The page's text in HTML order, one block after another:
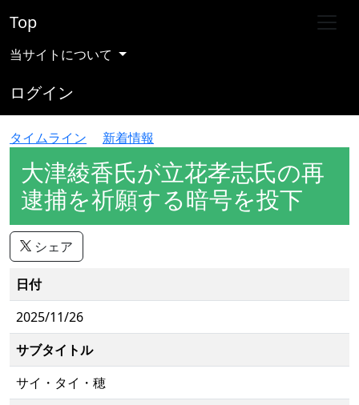
Top
当サイトについて
ログイン
タイムライン 新着情報
大津綾香氏が立花孝志氏の再
逮捕を祈願する暗号を投下
シェア
日付
2025/11/26
サブタイトル
サイ・タイ・穂